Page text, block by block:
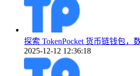
探索 TokenPocket 货币链钱包，
2025-12-12 12:36:18